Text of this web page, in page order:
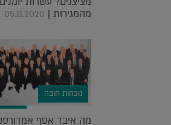
מהמגירות | 05.11.2020
נוכחות חובה
מה איבד אסף